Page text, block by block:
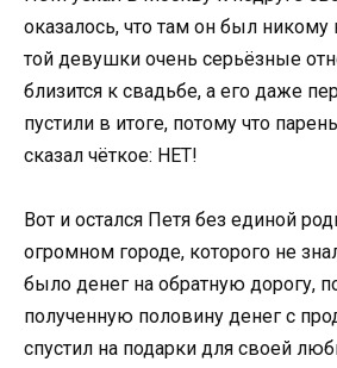
оказалось, что там он был никому
той девушки очень серьёзные
близится к свадьбе, а его даже
пустили в итоге, потому что
сказал чёткое: НЕТ!
Вот и остался Петя без единой
огромном городе, которого не
было денег на обратную дорогу,
полученную половину денег с
спустил на подарки для своей